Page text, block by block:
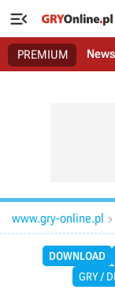

PREMIUM
www.gry-online.pl 
DOWNLOAD
GRY /